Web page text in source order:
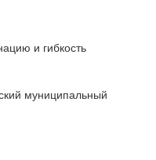
и гибкость
муниципальный